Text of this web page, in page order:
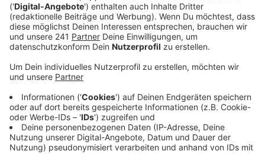
Drittanbieters, um Videoinhalte
einzubetten. Dieser Service kann
Daten zu Ihren Aktivitäten
sammeln. Bitte lesen Sie die
Details durch und stimmen Sie der
Nutzung des Service zu, um dieses
Video anzusehen.
Mehr Informationen
Akzeptieren
Das Steak-Sandwich aus dem Hause Müller, hier könnt
ihr euch anschauen, wie Nelson es zubereitet.